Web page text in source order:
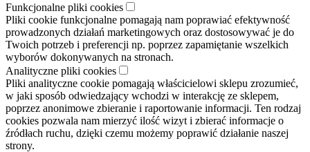
Funkcjonalne pliki cookies
Pliki cookie funkcjonalne pomagają nam poprawiać efektywność
prowadzonych działań marketingowych oraz dostosowywać je do
Twoich potrzeb i preferencji np. poprzez zapamiętanie wszelkich
wyborów dokonywanych na stronach.
Analityczne pliki cookies
Pliki analityczne cookie pomagają właścicielowi sklepu zrozumieć,
w jaki sposób odwiedzający wchodzi w interakcję ze sklepem,
poprzez anonimowe zbieranie i raportowanie informacji. Ten rodzaj
cookies pozwala nam mierzyć ilość wizyt i zbierać informacje o
źródłach ruchu, dzięki czemu możemy poprawić działanie naszej
strony.